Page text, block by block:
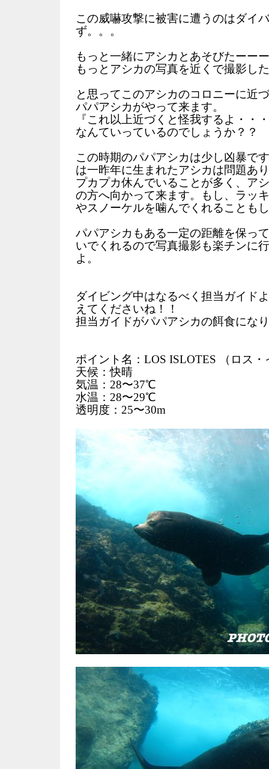
この威嚇攻撃に被害に遭うのはダイ
ず。。。
もっと一緒にアシカとあそびたーー
もっとアシカの写真を近くで撮影し
と思ってこのアシカのコロニーに近
パパアシカがやって来ます。
『これ以上近づくと怪我するよ・・
なんていっているのでしょうか？？
この時期のパパアシカは少し凶暴で
は一昨年に生まれたアシカは問題あ
プカプカ休んでいることが多く、ア
の方へ向かって来ます。もし、ラッ
やスノーケルを噛んでくれることも
パパアシカもある一定の距離を保っ
いでくれるので写真撮影も楽チンに
よ。
ダイビング中はなるべく担当ガイド
えてくださいね！！
担当ガイドがパパアシカの餌食にな
ポイント名：LOS ISLOTES （ロス
天候：快晴
気温：28〜37℃
水温：28〜29℃
透明度：25〜30m